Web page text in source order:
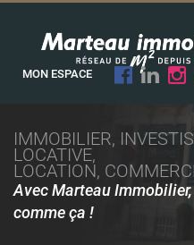
MON ESPACE
IMMOBILIER,
LOCATIVE,
LOCATION,
Avec Marteau
comme ça !